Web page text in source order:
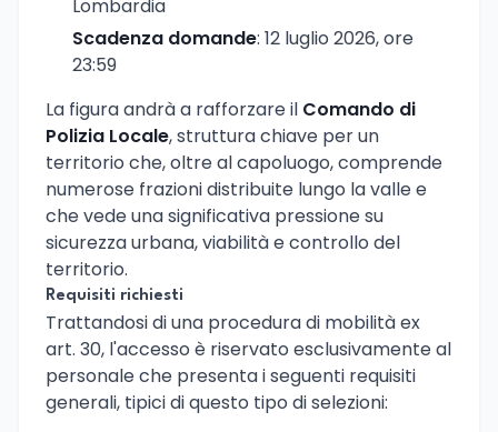
Lombardia
Scadenza domande: 12 luglio 2026, ore
23:59
La figura andrà a rafforzare il Comando di
Polizia Locale, struttura chiave per un
territorio che, oltre al capoluogo, comprende
numerose frazioni distribuite lungo la valle e
che vede una significativa pressione su
sicurezza urbana, viabilità e controllo del
territorio.
Requisiti richiesti
Trattandosi di una procedura di mobilità ex
art. 30, l'accesso è riservato esclusivamente al
personale che presenta i seguenti requisiti
generali, tipici di questo tipo di selezioni: